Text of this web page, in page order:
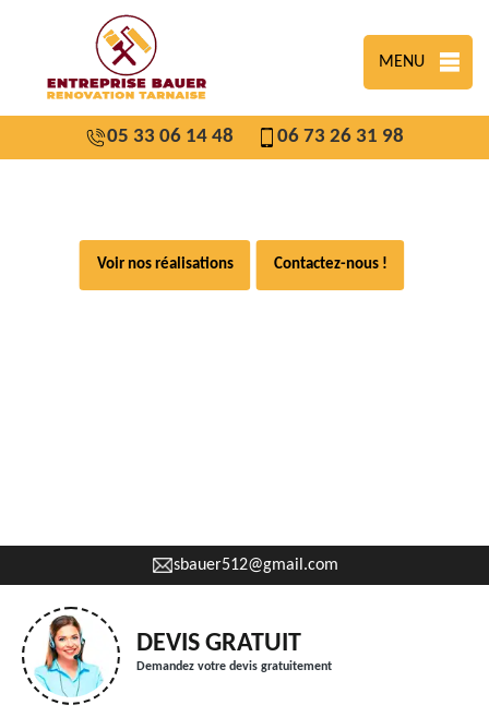
MENU
05 33 06 14 48 06 73 26 31 98
Voir nos réalisations Contactez-nous !
sbauer512@gmail.com
DEVIS GRATUIT
Demandez votre devis gratuitement